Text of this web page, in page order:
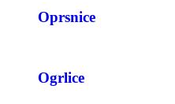
Oprsnice
Ogrlice